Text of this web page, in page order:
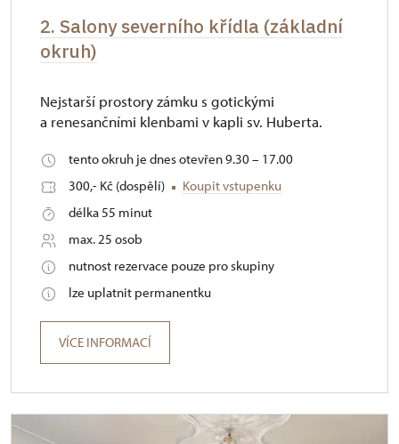
2. Salony severního křídla (základní
okruh)
Nejstarší prostory zámku s gotickými
a renesančními klenbami v kapli sv. Huberta.
tento okruh je dnes otevřen 9.30 – 17.00
300,- Kč (dospělí)
Koupit vstupenku
délka 55 minut
max. 25 osob
nutnost rezervace pouze pro skupiny
lze uplatnit permanentku
VÍCE INFORMACÍ